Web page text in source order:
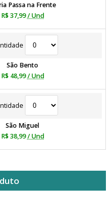
Passa na Frente
R$ 37,99 / Und
São Bento
R$ 48,99 / Und
São Miguel
R$ 38,99 / Und